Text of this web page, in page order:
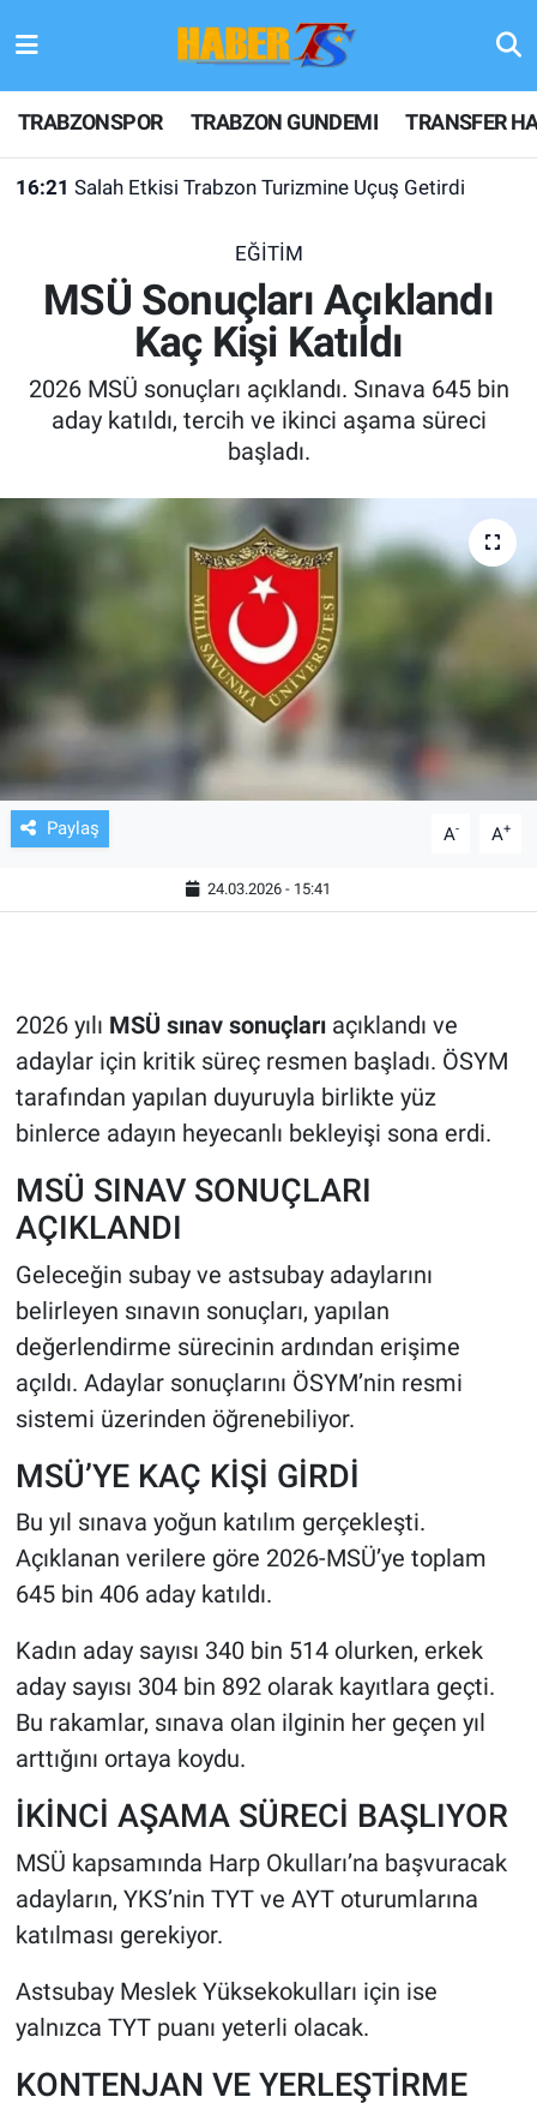
TRABZONSPOR TRABZON GUNDEMI TRANSFER
16:21 Salah Etkisi Trabzon Turizmine Uçuş Getirdi
EĞİTİM
MSÜ Sonuçları Açıklandı
Kaç Kişi Katıldı
2026 MSÜ sonuçları açıklandı. Sınava 645 bin
aday katıldı, tercih ve ikinci aşama süreci
başladı.
Paylaş A- A+
24.03.2026 - 15:41
2026 yılı MSÜ sınav sonuçlarıaçıklandı ve
adaylar için kritik süreç resmen başladı. ÖSYM
tarafından yapılan duyuruyla birlikte yüz
binlerce adayın heyecanlı bekleyişi sona erdi.
MSÜ SINAV SONUÇLARI
AÇIKLANDI
Geleceğin subay ve astsubay adaylarını
belirleyen sınavın sonuçları, yapılan
değerlendirme sürecinin ardından erişime
açıldı. Adaylar sonuçlarını ÖSYM’nin resmi
sistemi üzerinden öğrenebiliyor.
MSÜ’YE KAÇ KİŞİ GİRDİ
Bu yıl sınava yoğun katılım gerçekleşti.
Açıklanan verilere göre 2026-MSÜ’ye toplam
645 bin 406 aday katıldı.
Kadın aday sayısı 340 bin 514 olurken, erkek
aday sayısı 304 bin 892 olarak kayıtlara geçti.
Bu rakamlar, sınava olan ilginin her geçen yıl
arttığını ortaya koydu.
İKİNCİ AŞAMA SÜRECİ BAŞLIYOR
MSÜ kapsamında Harp Okulları’na başvuracak
adayların, YKS’nin TYT ve AYT oturumlarına
katılması gerekiyor.
Astsubay Meslek Yüksekokulları için ise
yalnızca TYT puanı yeterli olacak.
KONTENJAN VE YERLEŞTİRME
TRABZONSPOR
TRABZON GUNDEMI
TRANSFER HABERLERI
KULİS MEYDANI
1461 TRABZON
ALT LIGLER
BASKETBOL
SAĞLIK
GENEL
KÜLTÜR SANAT
EĞİTİM
ÇEVRE
HABERDE İNSAN
POLİTİKA
MAGAZİN
Bilim, Teknoloji
Hava Durumu
Trafik Durumu
Tüm Manşetler
Son Dakika Haberleri
Haber Arşivi